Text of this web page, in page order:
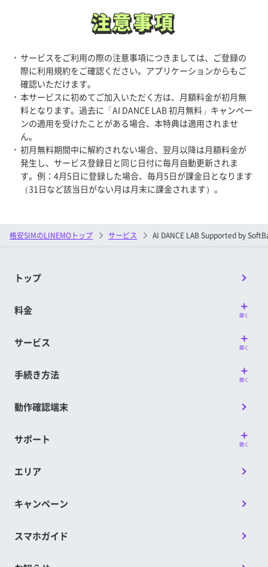
注意事項
注意事項
サービスをご利用の際の注意事項につきましては、ご登録の
際に利用規約をご確認ください。アプリケーションからもご
確認いただけます。
本サービスに初めてご加入いただく方は、月額料金が初月無
料となります。過去に「AI DANCE LAB 初月無料」キャンペー
ンの適用を受けたことがある場合、本特典は適用されませ
ん。
初月無料期間中に解約されない場合、翌月以降は月額料金が
発生し、サービス登録日と同じ日付に毎月自動更新されま
す。例：4月5日に登録した場合、毎月5日が課金日となります
（31日など該当日がない月は月末に課金されます）。
格安SIMのLINEMOトップ サービス AI DANCE LAB Supported by
トップ
料金 開く
サービス 開く
手続き方法 開く
動作確認端末
サポート 開く
エリア
キャンペーン
スマホガイド